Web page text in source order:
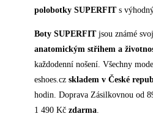
polobotky SUPERFITs
Boty SUPERFITjsou známé
anatomickým střihem a
každodenní nošení. Všechny
eshoes.cz skladem v České
hodin. Doprava Zásilkovnou od
1 490 Kč zdarma